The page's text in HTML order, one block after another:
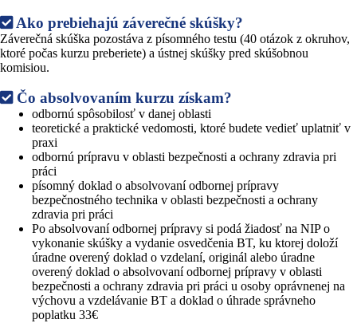
Ako prebiehajú záverečné skúšky?
Záverečná skúška pozostáva z písomného testu (40 otázok z okruhov,
ktoré počas kurzu preberiete) a ústnej skúšky pred skúšobnou
komisiou.
Čo absolvovaním kurzu získam?
odbornú spôsobilosť v danej oblasti
teoretické a praktické vedomosti, ktoré budete vedieť uplatniť v
praxi
odbornú prípravu v oblasti bezpečnosti a ochrany zdravia pri
práci
písomný doklad o absolvovaní odbornej prípravy
bezpečnostného technika v oblasti bezpečnosti a ochrany
zdravia pri práci
Po absolvovaní odbornej prípravy si podá žiadosť na NIP o
vykonanie skúšky a vydanie osvedčenia BT, ku ktorej doloží
úradne overený doklad o vzdelaní, originál alebo úradne
overený doklad o absolvovaní odbornej prípravy v oblasti
bezpečnosti a ochrany zdravia pri práci u osoby oprávnenej na
výchovu a vzdelávanie BT a doklad o úhrade správneho
poplatku 33€